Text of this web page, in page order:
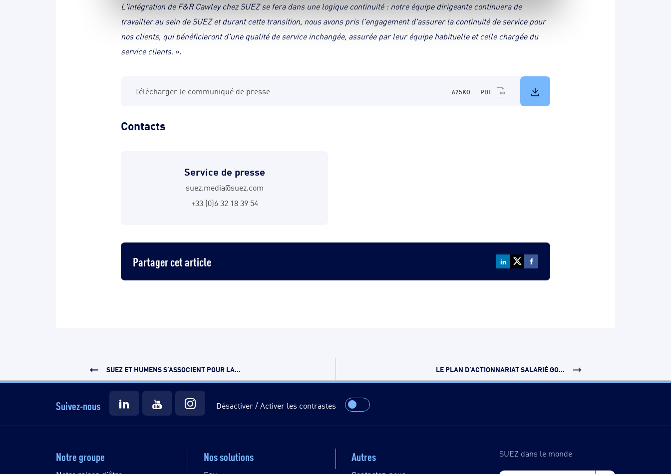
L'intégration de F&R Cawley chez SUEZ se fera dans une logique continuité : notre équipe dirigeante continuera de
travailler au sein de SUEZ et durant cette transition, nous avons pris l'engagement d'assurer la continuité de service pour
nos clients, qui bénéficieront d'une qualité de service inchangée, assurée par leur équipe habituelle et celle chargée du
service clients. ».
Télécharger le communiqué de presse 625KO PDF
Contacts
Service de presse
suez.media@suez.com
+33 (0)6 32 18 39 54
Partager cet article
SUEZ ET HUMENS S’ASSOCIENT POUR LA... LE PLAN D’ACTIONNARIAT SALARIÉ GO...
Suivez-nous Désactiver / Activer les contrastes
Notre groupe Nos solutions Autres SUEZ dans le monde